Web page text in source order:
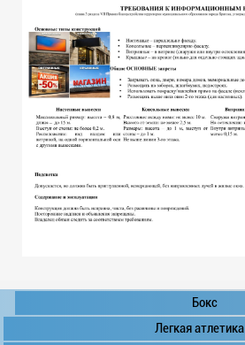
Бокс
Легкая атлетика